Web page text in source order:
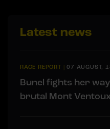
Latest news
RACE REPORT |07 AUGUST,
Bunel fights her
brutal Mont